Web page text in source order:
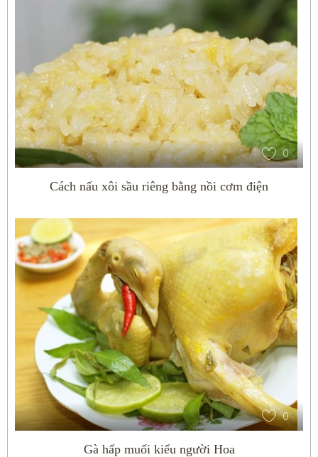
0
Cách nấu xôi sầu riêng bằng nồi cơm điện
0
Gà hấp muối kiểu người Hoa